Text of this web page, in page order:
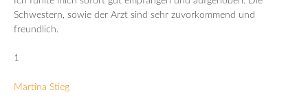
Schwestern, sowie der Arzt sind sehr zuvorkommend und
freundlich.
1
Martina Stieg